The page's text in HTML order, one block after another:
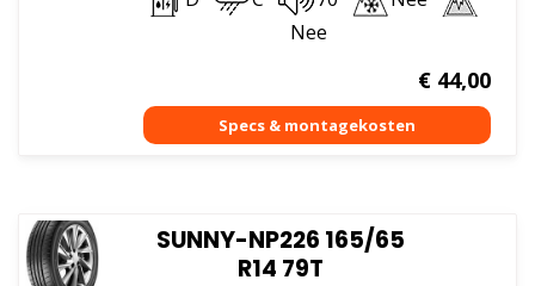
Nee
€44,00
SUNNY-NP226 165/65
R14 79T